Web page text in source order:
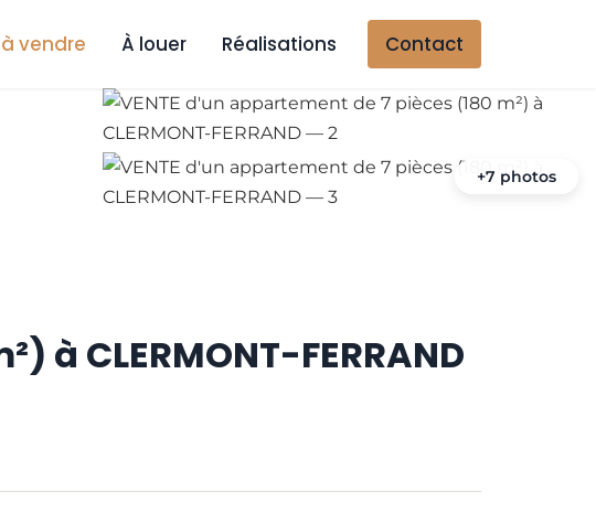
vendre À louer Réalisations Contact
+7 photos
à CLERMONT-FERRAND